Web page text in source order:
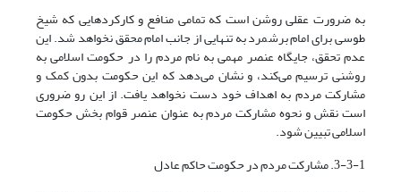
به ضرورت عقلی روشن است که تمامی منافع و کارکردهایی که شیخ
طوسی برای امام برشمرد به تنهایی از جانب امام محقق نخواهد شد. این
عدم تحقق، جایگاه عنصر مهمی به نام مردم را در حکومت اسلامی به
روشنی ترسیم می‌کند، و نشان می‌دهد که این حکومت بدون کمک و
مشارکت مردم به اهداف خود دست نخواهد یافت. از این رو ضروری
است نقش و نحوه مشارکت مردم به عنوان عنصر قوام بخش حکومت
اسلامی تبیین شود.
3-3-1. مشارکت مردم در حکومت حاکم عادل